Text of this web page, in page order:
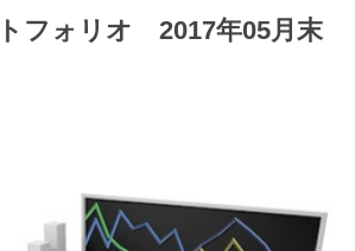
フォリオ 2017年05月末